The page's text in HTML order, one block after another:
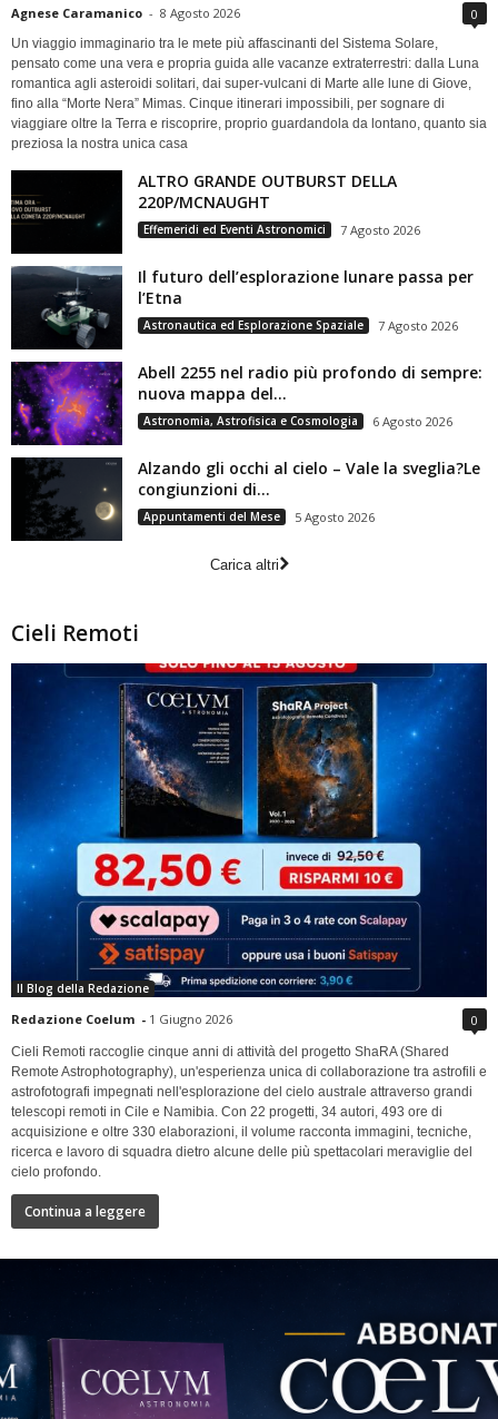
Agnese Caramanico - 8 Agosto 2026 0
Un viaggio immaginario tra le mete più affascinanti del Sistema Solare,
pensato come una vera e propria guida alle vacanze extraterrestri: dalla Luna
romantica agli asteroidi solitari, dai super-vulcani di Marte alle lune di Giove,
fino alla “Morte Nera” Mimas. Cinque itinerari impossibili, per sognare di
viaggiare oltre la Terra e riscoprire, proprio guardandola da lontano, quanto sia
preziosa la nostra unica casa
ALTRO GRANDE OUTBURST DELLA
220P/MCNAUGHT
Effemeridi ed Eventi Astronomici 7 Agosto 2026
Il futuro dell’esplorazione lunare passa per
l’Etna
Astronautica ed Esplorazione Spaziale 7 Agosto 2026
Abell 2255 nel radio più profondo di sempre:
nuova mappa del...
Astronomia, Astrofisica e Cosmologia 6 Agosto 2026
Alzando gli occhi al cielo – Vale la sveglia?Le
congiunzioni di...
Appuntamenti del Mese 5 Agosto 2026
Carica altri
Cieli Remoti
Il Blog della Redazione
Redazione Coelum - 1 Giugno 2026 0
Cieli Remoti raccoglie cinque anni di attività del progetto ShaRA (Shared
Remote Astrophotography), un'esperienza unica di collaborazione tra astrofili e
astrofotografi impegnati nell'esplorazione del cielo australe attraverso grandi
telescopi remoti in Cile e Namibia. Con 22 progetti, 34 autori, 493 ore di
acquisizione e oltre 330 elaborazioni, il volume racconta immagini, tecniche,
ricerca e lavoro di squadra dietro alcune delle più spettacolari meraviglie del
cielo profondo.
Continua a leggere